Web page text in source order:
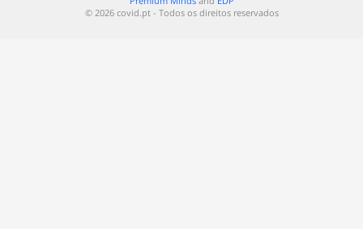
© 2026 covid.pt - Todos os direitos reservados